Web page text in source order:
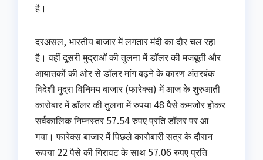
है।
दरअसल, भारतीय बाजार में लगतार मंदी का दौर चल रहा
है। वहीं दूसरी मुद्राओं की तुलना में डॉलर की मजबूती और
आयातकों की ओर से डॉलर मांग बढ़ने के कारण अंतरबंक
विदेशी मुद्रा विनिमय बाजार (फारेक्स) में आज के शुरुआती
कारोबार में डॉलर की तुलना में रुपया 48 पैसे कमजोर होकर
सर्वकालिक निम्नस्तर 57.54 रुपए प्रति डॉलर पर आ
गया। फारेक्स बाजार में पिछले कारोबारी सत्र के दौरान
रूपया 22 पैसे की गिरावट के साथ 57.06 रुपए प्रति